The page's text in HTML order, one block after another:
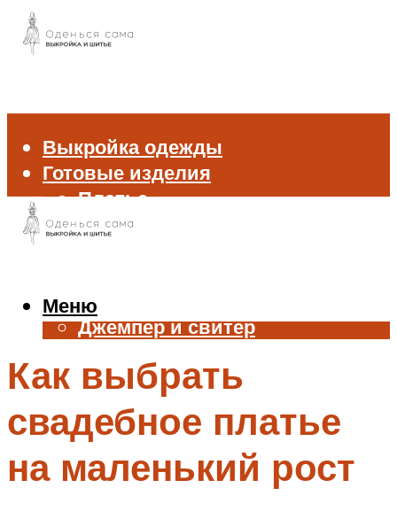
Выкройка одежды
Готовые изделия
Платье
Брюки
Жилет
Джемпер и свитер
Аксессуары
Меню
Меню
Как выбрать
свадебное платье
на маленький рост